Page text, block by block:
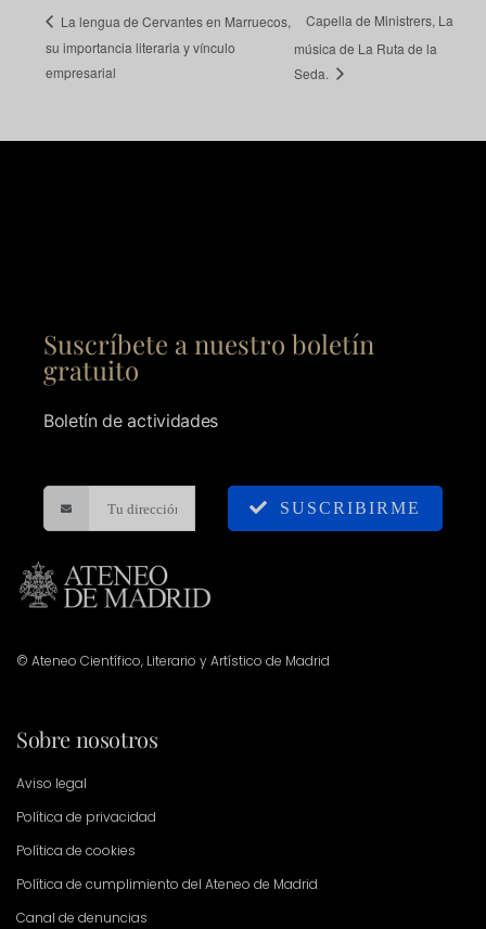
La lengua de Cervantes en Marruecos,
su importancia literaria y vínculo
empresarial
Capella de Ministrers, La
música de La Ruta de la
Seda.
Suscríbete a nuestro boletín
gratuito
Boletín de actividades
SUSCRIBIRME
© Ateneo Científico, Literario y Artístico de Madrid
Sobre nosotros
Aviso legal
Política de privacidad
Política de cookies
Política de cumplimiento del Ateneo de Madrid
Canal de denuncias